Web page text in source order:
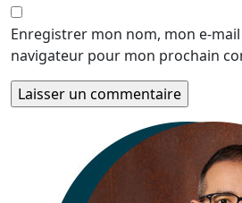
Enregistrer mon nom, mon e-
navigateur pour mon prochain